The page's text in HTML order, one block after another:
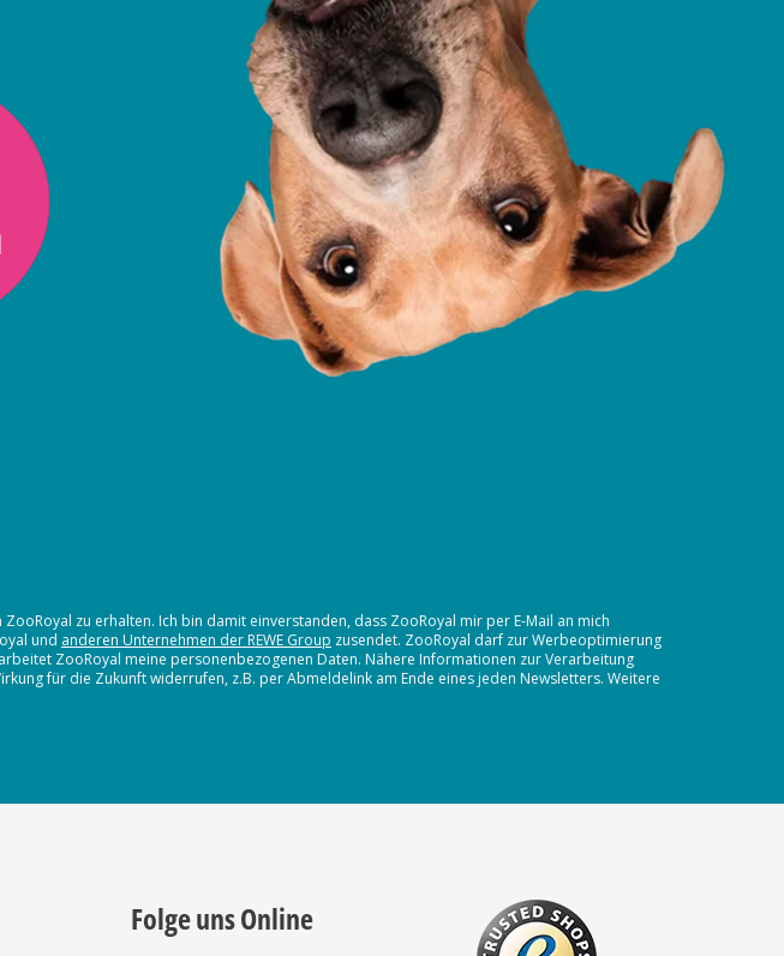
ZooRoyal zu erhalten. Ich bin damit einverstanden, dass ZooRoyal mir per E-Mail an mich
und anderen Unternehmen der REWE Group zusendet. ZooRoyal darf zur Werbeoptimierung
ZooRoyal meine personenbezogenen Daten. Nähere Informationen zur Verarbeitung
für die Zukunft widerrufen, z.B. per Abmeldelink am Ende eines jeden Newsletters. Weitere
Folge uns Online